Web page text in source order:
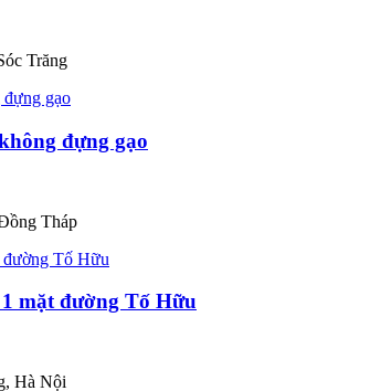
Trăng
đựng gạo
Tháp
mặt đường Tố Hữu
Hà Nội